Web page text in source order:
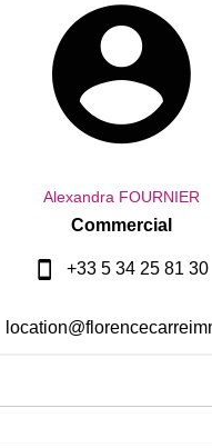
Alexandra FOURNIER
Commercial
+33 5 34 25 81 30